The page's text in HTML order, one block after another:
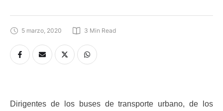
5 marzo, 2020 3 Min Read
Dirigentes de los buses de transporte urbano, de los